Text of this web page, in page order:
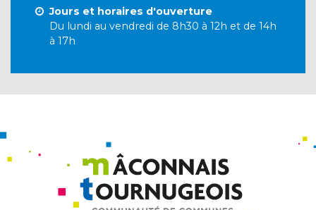
Jours et horaires d'ouverture
Du lundi au vendredi de 8h30 à 12h et de 14h
à 17h